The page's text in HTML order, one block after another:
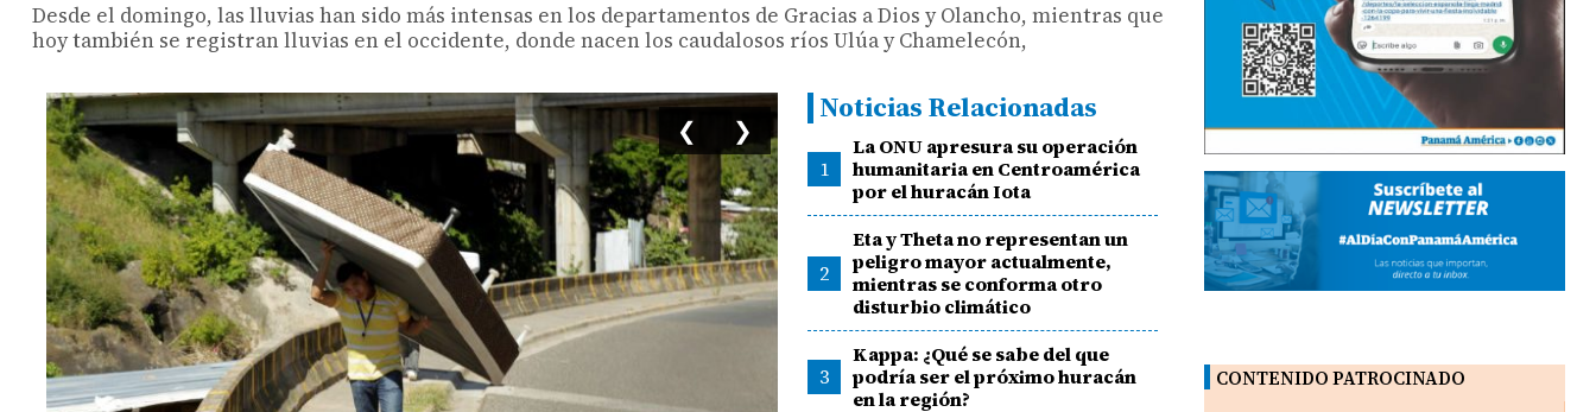
Desde el domingo, las lluvias han sido más intensas en los departamentos de Gracias a Dios y Olancho, mientras que
hoy también se registran lluvias en el occidente, donde nacen los caudalosos ríos Ulúa y Chamelecón,
❮ ❯
Noticias Relacionadas
1
La ONU apresura su operación
humanitaria en Centroamérica
por el huracán Iota
2
Eta y Theta no representan un
peligro mayor actualmente,
mientras se conforma otro
disturbio climático
3
Kappa: ¿Qué se sabe del que
podría ser el próximo huracán
en la región?
CONTENIDO PATROCINADO